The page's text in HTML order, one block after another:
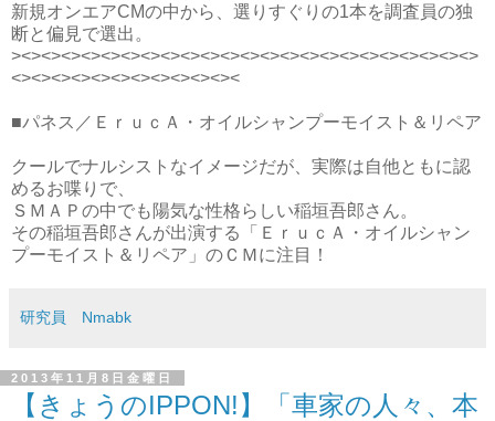
新規オンエアCMの中から、選りすぐりの1本を調査員の独
断と偏見で選出。
><><><><><><><><><><><><><><><><><><><><><><><>
<><><><><><><><><><><><
■パネス／ＥｒｕｃＡ・オイルシャンプーモイスト＆リペア
クールでナルシストなイメージだが、実際は自他ともに認
めるお喋りで、
ＳＭＡＰの中でも陽気な性格らしい稲垣吾郎さん。
その稲垣吾郎さんが出演する「ＥｒｕｃＡ・オイルシャン
プーモイスト＆リペア」のＣＭに注目！
研究員 Nmabk
2013年11月8日金曜日
【きょうのIPPON!】「車家の人々、本